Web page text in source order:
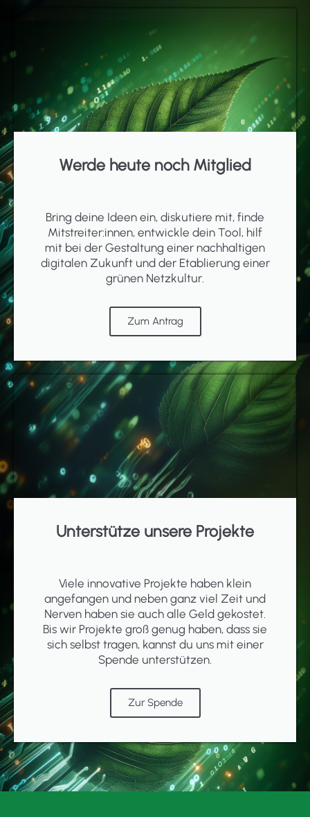
Werde heute noch Mitglied
Bring deine Ideen ein, diskutiere mit, finde
Mitstreiter:innen, entwickle dein Tool, hilf
mit bei der Gestaltung einer nachhaltigen
digitalen Zukunft und der Etablierung einer
grünen Netzkultur.
Zum Antrag
Unterstütze unsere Projekte
Viele innovative Projekte haben klein
angefangen und neben ganz viel Zeit und
Nerven haben sie auch alle Geld gekostet.
Bis wir Projekte groß genug haben, dass sie
sich selbst tragen, kannst du uns mit einer
Spende unterstützen.
Zur Spende